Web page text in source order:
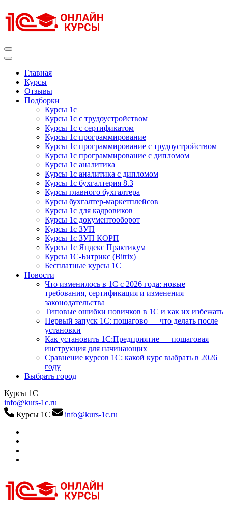
к
содержимому
Главная
Курсы
Отзывы
Подборки
Курсы 1с
Курсы 1с с трудоустройством
Курсы 1с с сертификатом
Курсы 1с программирование
Курсы 1с программирование с трудоустройством
Курсы 1с программирование с дипломом
Курсы 1с аналитика
Курсы 1с аналитика с дипломом
Курсы 1с бухгалтерия 8.3
Курсы главного бухгалтера
Курсы бухгалтер-маркетплейсов
Курсы 1с для кадровиков
Курсы 1с документооборот
Курсы 1с ЗУП
Курсы 1с ЗУП КОРП
Курсы 1с Яндекс Практикум
Курсы 1С-Битрикс (Bitrix)
Бесплатные курсы 1С
Новости
Что изменилось в 1С с 2026 года: новые
требования, сертификация и изменения
законодательства
Типовые ошибки новичков в 1С и как их избежать
Первый запуск 1С: пошагово — что делать после
установки
Как установить 1С:Предприятие — пошаговая
инструкция для начинающих
Сравнение курсов 1С: какой курс выбрать в 2026
году
Выбрать город
Курсы 1С
info@kurs-1c.ru
Курсы 1С
info@kurs-1c.ru